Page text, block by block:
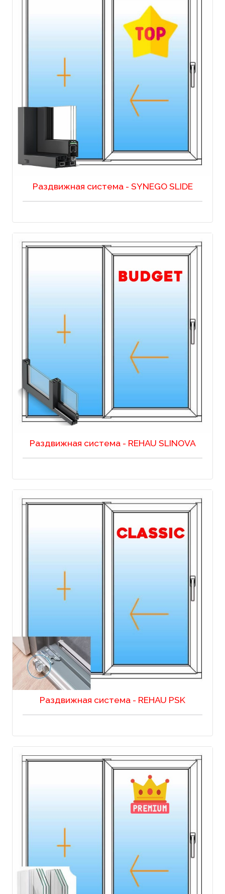
Раздвижная система - SYNEGO SLIDE
Раздвижная система - REHAU SLINOVA
Раздвижная система - REHAU PSK